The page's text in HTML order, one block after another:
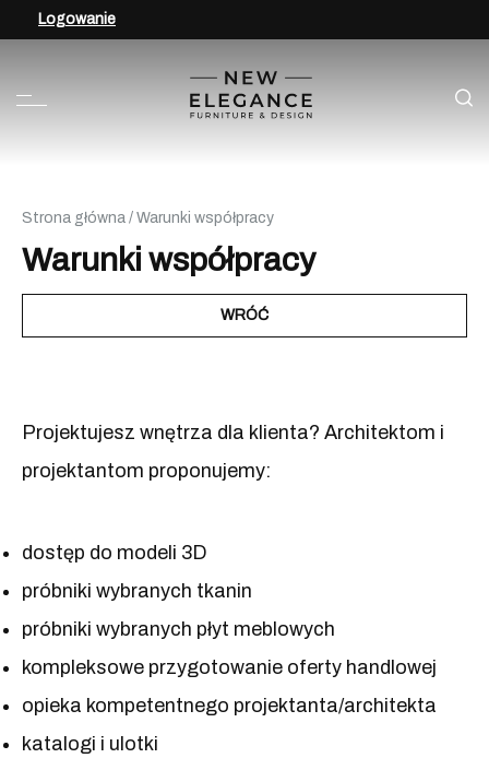
Logowanie
Strona główna / Warunki współpracy
Warunki współpracy
WRÓĆ
Projektujesz wnętrza dla klienta? Architektom i
projektantom proponujemy:
dostęp do modeli 3D
próbniki wybranych tkanin
próbniki wybranych płyt meblowych
kompleksowe przygotowanie oferty handlowej
opieka kompetentnego projektanta/architekta
katalogi i ulotki